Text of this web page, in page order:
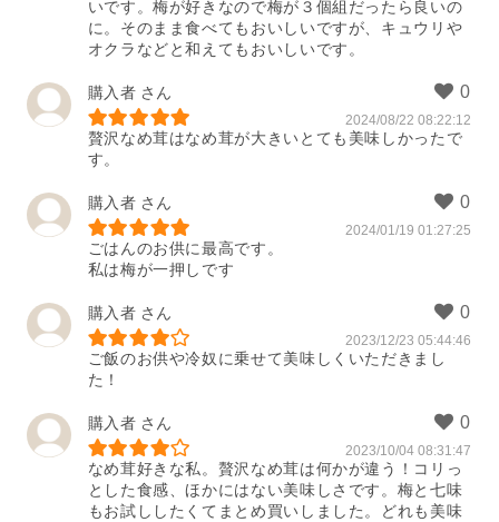
いです。梅が好きなので梅が３個組だったら良いの
に。そのまま食べてもおいしいですが、キュウリや
オクラなどと和えてもおいしいです。
購入者
2024/08/22 08:22:12
贅沢なめ茸はなめ茸が大きいとても美味しかったで
す。
購入者
2024/01/19 01:27:25
ごはんのお供に最高です。
私は梅が一押しです
購入者
2023/12/23 05:44:46
ご飯のお供や冷奴に乗せて美味しくいただきまし
た！
購入者
2023/10/04 08:31:47
なめ茸好きな私。贅沢なめ茸は何かが違う！コリっ
とした食感、ほかにはない美味しさです。梅と七味
もお試ししたくてまとめ買いしました。どれも美味